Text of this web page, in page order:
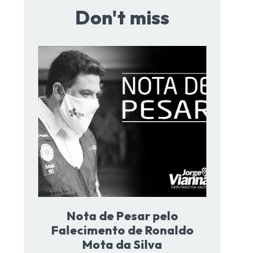
Don't miss
Nota de Pesar pelo
Falecimento de Ronaldo
Mota da Silva